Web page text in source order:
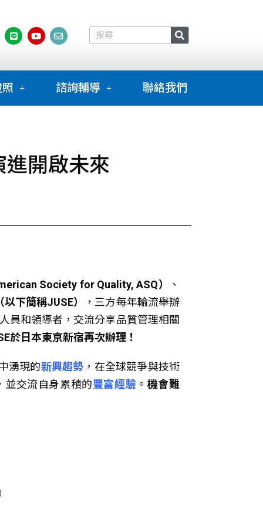
諮詢輔導 聯絡我們
進開啟未來
Society for Quality, ASQ）
、
下簡稱JUSE）
，三方每年輪流舉辦
員和領導者，交流分享品質管理相關
於日本東京新宿再次辦理！
湧現的新興趨勢 ，在全球競爭與技術
並交流自身累積的豐富經驗 。 機會難
)